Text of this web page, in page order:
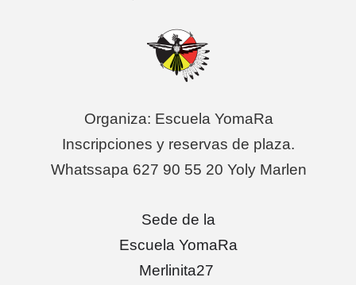
Organiza: Escuela YomaRa
Inscripciones y reservas de plaza.
Whatssapa 627 90 55 20 Yoly Marlen
Sede de la
Escuela YomaRa
Merlinita27